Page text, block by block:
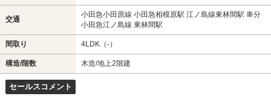
交通
小田急小田原線 小田急相模原駅 江ノ島線東林間駅 車分
小田急江ノ島線 東林間駅
間取り 4LDK（-）
構造/階数 木造/地上2階建
セールスコメント